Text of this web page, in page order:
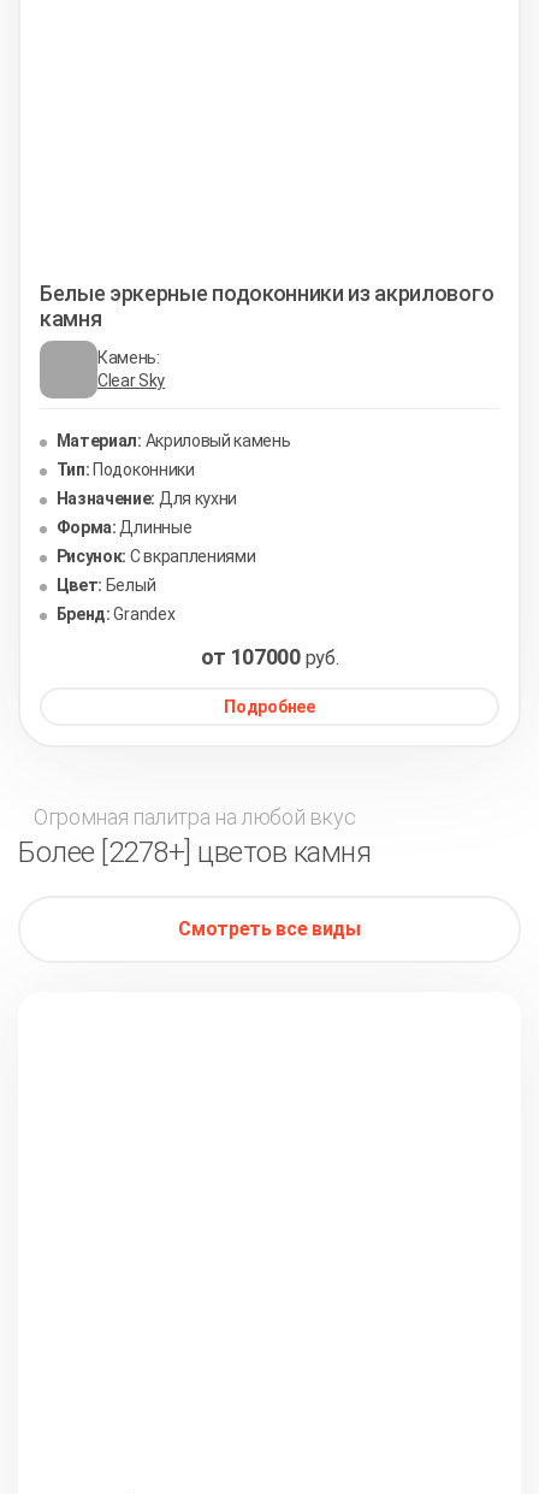
Белые эркерные подоконники из акрилового
камня
Камень:
Clear Sky
Материал: Акриловый камень
Тип: Подоконники
Назначение: Для кухни
Форма: Длинные
Рисунок: С вкраплениями
Цвет: Белый
Бренд: Grandex
от 107000 руб.
Подробнее
Огромная палитра на любой вкус
Более [2278+] цветов камня
Смотреть все виды